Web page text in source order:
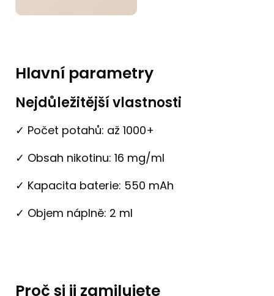
Hlavní parametry
Nejdůležitější vlastnosti
✓ Počet potahů: až 1000+
✓ Obsah nikotinu: 16 mg/ml
✓ Kapacita baterie: 550 mAh
✓ Objem náplně: 2 ml
Proč si ji zamilujete